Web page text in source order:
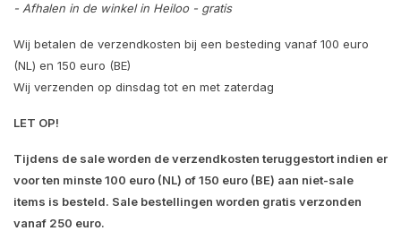
- Afhalen in de winkel in Heiloo - gratis
Wij betalen de verzendkosten bij een besteding vanaf 100 euro
(NL) en 150 euro (BE)
Wij verzenden op dinsdag tot en met zaterdag
LET OP!
Tijdens de sale worden de verzendkosten teruggestort indien er
voor ten minste 100 euro (NL) of 150 euro (BE) aan niet-sale
items is besteld. Sale bestellingen worden gratis verzonden
vanaf 250 euro.